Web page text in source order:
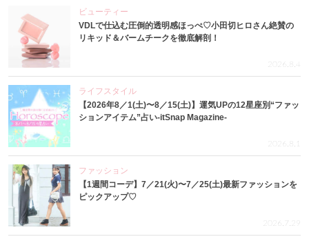
ビューティー
VDLで仕込む圧倒的透明感ほっぺ♡小田切ヒロさん絶賛の
リキッド＆バームチークを徹底解剖！
2026.8.4
ライフスタイル
【2026年8／1(土)〜8／15(土)】運気UPの12星座別“ファッ
ションアイテム”占い-itSnap Magazine-
2026.8.1
ファッション
【1週間コーデ】7／21(火)〜7／25(土)最新ファッションを
ピックアップ♡
2026.7.29